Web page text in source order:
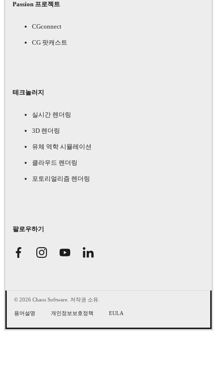
Passion 프로젝트
CGconnect
CG 팟캐스트
테크놀러지
실시간 렌더링
3D 렌더링
유체 역학 시뮬레이션
클라우드 렌더링
포토리얼리즘 렌더링
팔로우하기
© 2026 Chaos Software. 저작권 소유.
용어설명 개인정보보호정책 EULA